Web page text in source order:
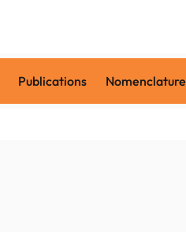
Publications Nomenclature